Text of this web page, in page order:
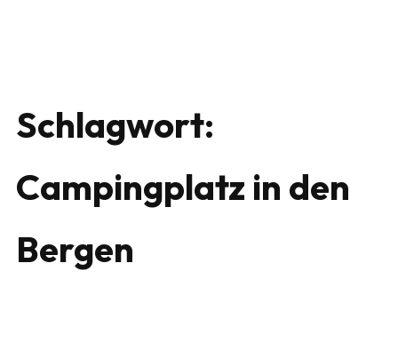
Schlagwort:
Campingplatz in den
Bergen